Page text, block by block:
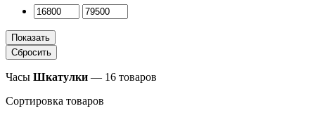
Часы Шкатулки — 16 товаров
Сортировка товаров